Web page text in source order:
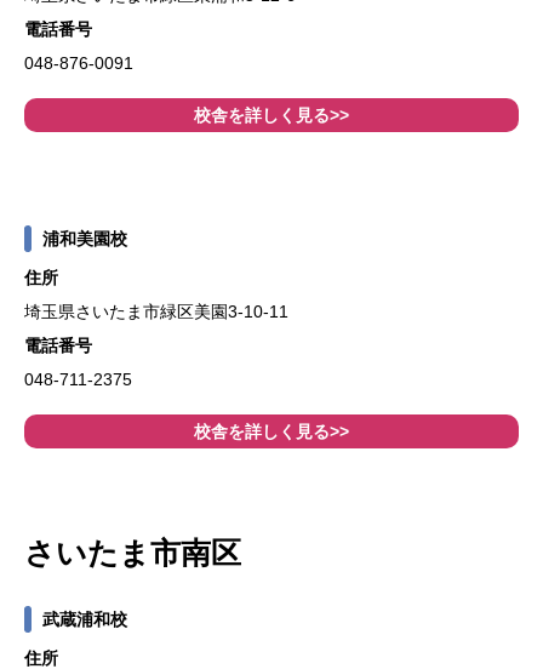
電話番号
048-876-0091
校舎を詳しく見る>>
浦和美園校
住所
埼玉県さいたま市緑区美園3-10-11
電話番号
048-711-2375
校舎を詳しく見る>>
さいたま市南区
武蔵浦和校
住所